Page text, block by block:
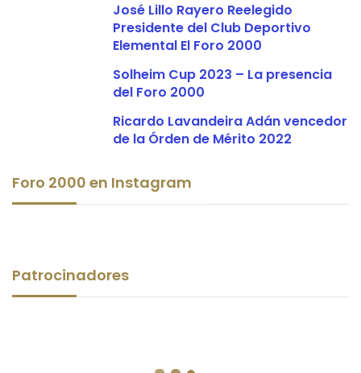
José Lillo Rayero Reelegido
Presidente del Club Deportivo
Elemental El Foro 2000
Solheim Cup 2023 – La presencia
del Foro 2000
Ricardo Lavandeira Adán vencedor
de la Órden de Mérito 2022
Foro 2000 en Instagram
Patrocinadores